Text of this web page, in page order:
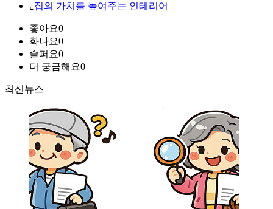
⌞ 집의 가치를 높여주는 인테리어
좋아요0
화나요0
슬퍼요0
더 궁금해요0
최신뉴스